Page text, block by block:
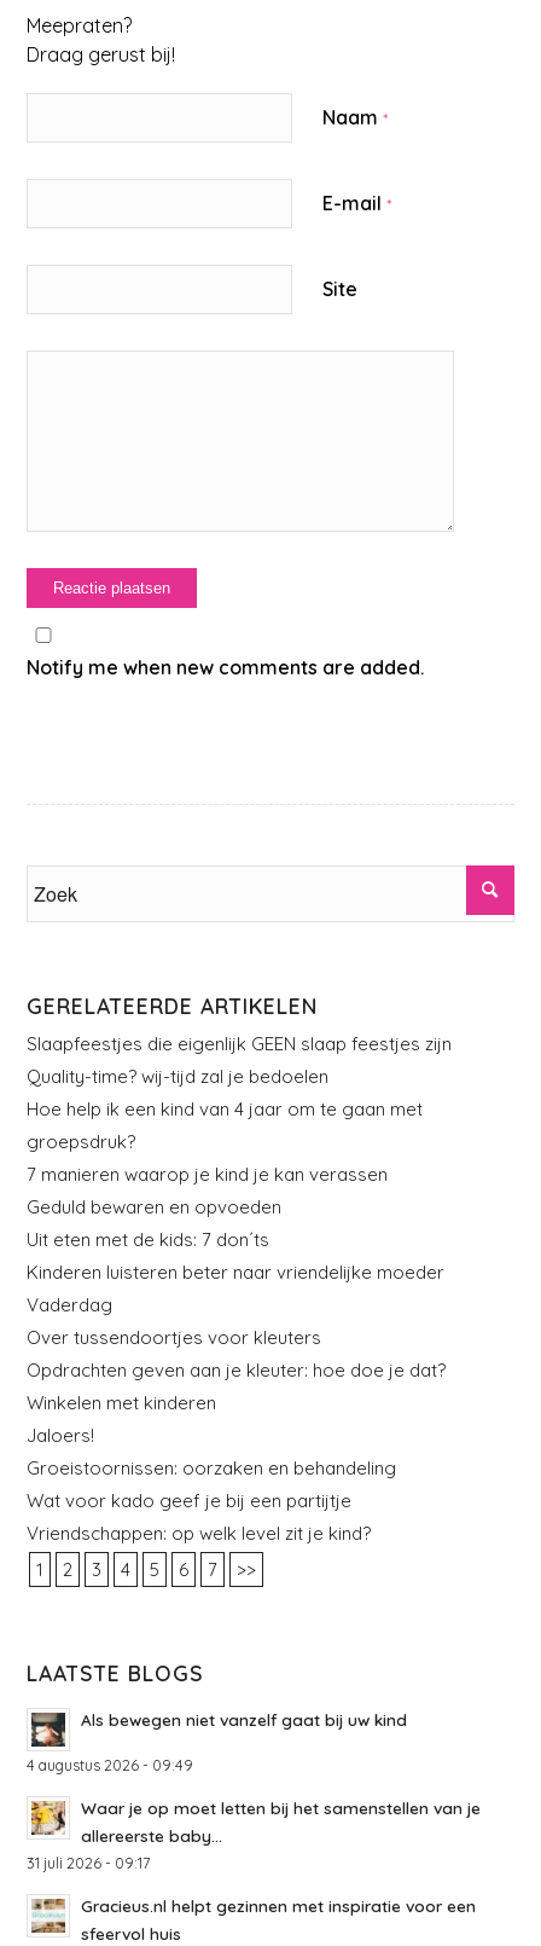
Meepraten?
Draag gerust bij!
Naam*
E-mail*
Site
Notify me when new comments are added.
GERELATEERDE ARTIKELEN
Slaapfeestjes die eigenlijk GEEN slaap feestjes zijn
Quality-time? wij-tijd zal je bedoelen
Hoe help ik een kind van 4 jaar om te gaan met
groepsdruk?
7 manieren waarop je kind je kan verassen
Geduld bewaren en opvoeden
Uit eten met de kids: 7 don´ts
Kinderen luisteren beter naar vriendelijke moeder
Vaderdag
Over tussendoortjes voor kleuters
Opdrachten geven aan je kleuter: hoe doe je dat?
Winkelen met kinderen
Jaloers!
Groeistoornissen: oorzaken en behandeling
Wat voor kado geef je bij een partijtje
Vriendschappen: op welk level zit je kind?
1
2 3 4 5 6 7 >>
LAATSTE BLOGS
Als bewegen niet vanzelf gaat bij uw kind
4 augustus 2026 - 09:49
Waar je op moet letten bij het samenstellen van je
allereerste baby...
31 juli 2026 - 09:17
Gracieus.nl helpt gezinnen met inspiratie voor een
sfeervol huis